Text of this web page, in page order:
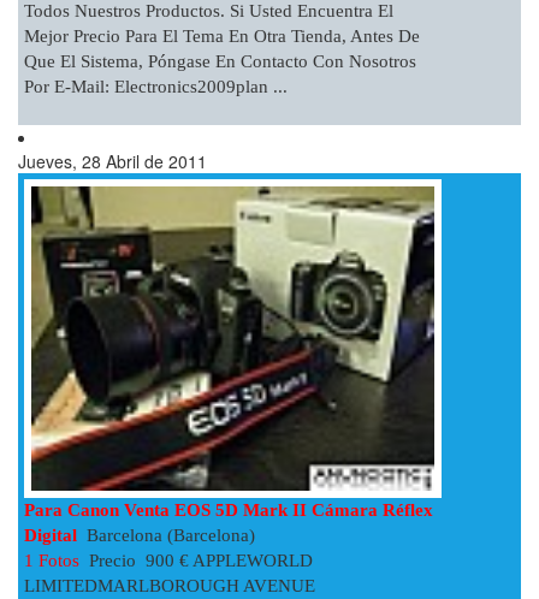
Todos Nuestros Productos. Si Usted Encuentra El
Mejor Precio Para El Tema En Otra Tienda, Antes De
Que El Sistema, Póngase En Contacto Con Nosotros
Por E-Mail: Electronics2009plan ...
Jueves, 28 Abril de 2011
Para Canon Venta EOS 5D Mark II Cámara Réflex
Digital Barcelona (Barcelona)
1 Fotos Precio 900 € APPLEWORLD
LIMITEDMARLBOROUGH AVENUE